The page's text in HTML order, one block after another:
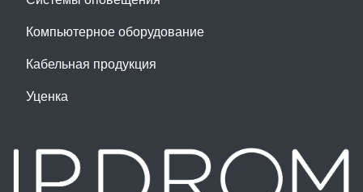
Компьютерное оборудование
Кабельная продукция
Уценка